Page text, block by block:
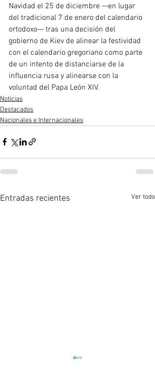
Navidad el 25 de diciembre —en lugar
del tradicional 7 de enero del calendario
ortodoxo— tras una decisión del
gobierno de Kiev de alinear la festividad
con el calendario gregoriano como parte
de un intento de distanciarse de la
influencia rusa y alinearse con la
voluntad del Papa León XIV.
Noticias
Destacados
Nacionales e Internacionales
Entradas recientes Ver todo